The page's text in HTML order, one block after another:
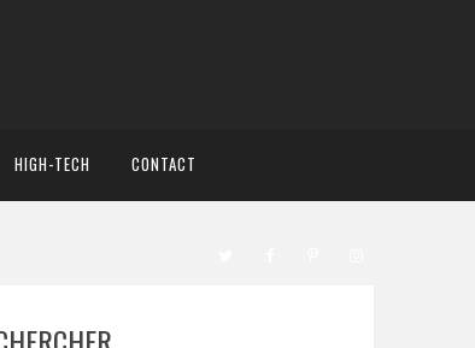
HIGH-TECH CONTACT